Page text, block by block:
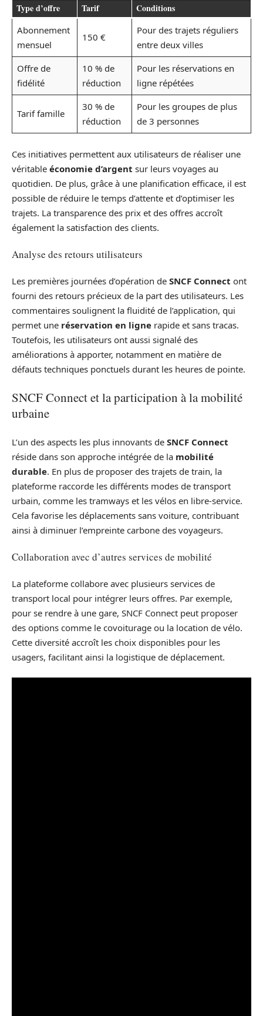
Type d’offre Tarif Conditions
Abonnement
mensuel
150 €
Pour des trajets réguliers
entre deux villes
Offre de
fidélité
10 % de
réduction
Pour les réservations en
ligne répétées
Tarif famille
30 % de
réduction
Pour les groupes de plus
de 3 personnes
Ces initiatives permettent aux utilisateurs de réaliser une
véritable économie d’argent sur leurs voyages au
quotidien. De plus, grâce à une planification efficace, il est
possible de réduire le temps d’attente et d’optimiser les
trajets. La transparence des prix et des offres accroît
également la satisfaction des clients.
Analyse des retours utilisateurs
Les premières journées d’opération de SNCF Connect ont
fourni des retours précieux de la part des utilisateurs. Les
commentaires soulignent la fluidité de l’application, qui
permet une réservation en ligne rapide et sans tracas.
Toutefois, les utilisateurs ont aussi signalé des
améliorations à apporter, notamment en matière de
défauts techniques ponctuels durant les heures de pointe.
SNCF Connect et la participation à la mobilité
urbaine
L’un des aspects les plus innovants de SNCF Connect
réside dans son approche intégrée de la mobilité
durable. En plus de proposer des trajets de train, la
plateforme raccorde les différents modes de transport
urbain, comme les tramways et les vélos en libre-service.
Cela favorise les déplacements sans voiture, contribuant
ainsi à diminuer l’empreinte carbone des voyageurs.
Collaboration avec d’autres services de mobilité
La plateforme collabore avec plusieurs services de
transport local pour intégrer leurs offres. Par exemple,
pour se rendre à une gare, SNCF Connect peut proposer
des options comme le covoiturage ou la location de vélo.
Cette diversité accroît les choix disponibles pour les
usagers, facilitant ainsi la logistique de déplacement.